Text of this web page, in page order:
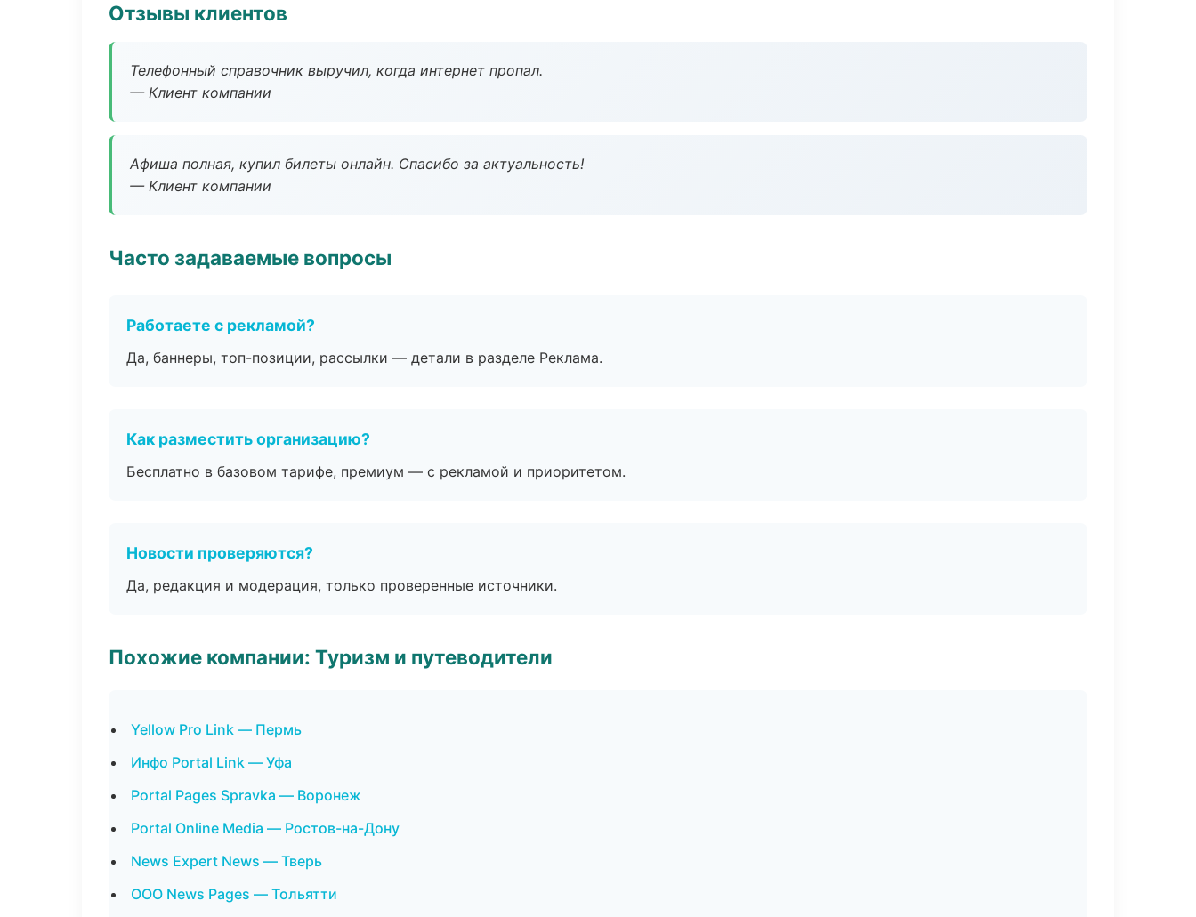
Отзывы клиентов
Телефонный справочник выручил, когда интернет пропал.
— Клиент компании
Афиша полная, купил билеты онлайн. Спасибо за актуальность!
— Клиент компании
Часто задаваемые вопросы
Работаете с рекламой?
Да, баннеры, топ-позиции, рассылки — детали в разделе Реклама.
Как разместить организацию?
Бесплатно в базовом тарифе, премиум — с рекламой и приоритетом.
Новости проверяются?
Да, редакция и модерация, только проверенные источники.
Похожие компании: Туризм и путеводители
Yellow Pro Link — Пермь
Инфо Portal Link — Уфа
Portal Pages Spravka — Воронеж
Portal Online Media — Ростов-на-Дону
News Expert News — Тверь
ООО News Pages — Тольятти